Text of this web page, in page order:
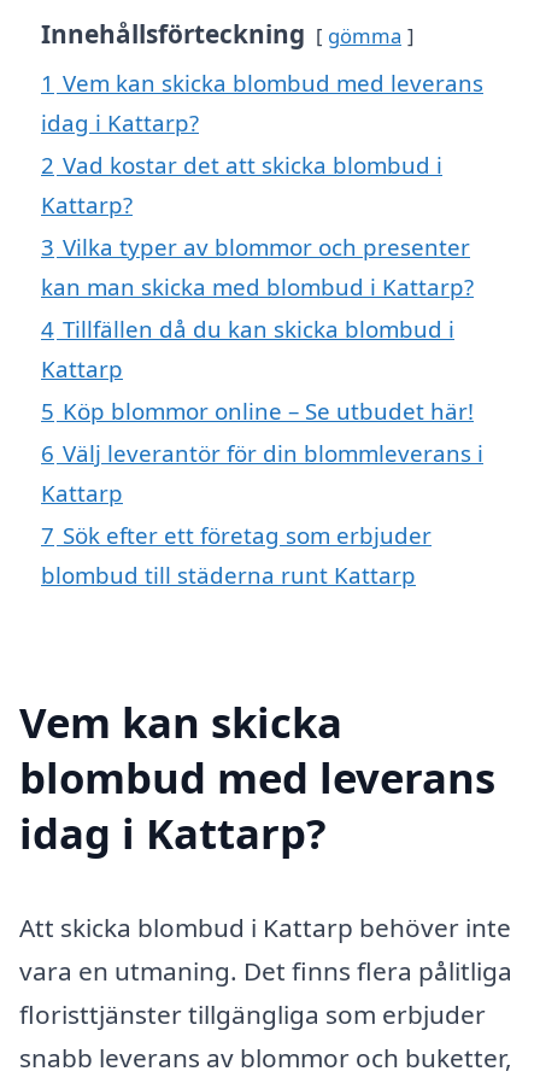
Innehållsförteckning gömma
1 Vem kan skicka blombud med leverans
idag i Kattarp?
2 Vad kostar det att skicka blombud i
Kattarp?
3 Vilka typer av blommor och presenter
kan man skicka med blombud i Kattarp?
4 Tillfällen då du kan skicka blombud i
Kattarp
5 Köp blommor online – Se utbudet här!
6 Välj leverantör för din blommleverans i
Kattarp
7 Sök efter ett företag som erbjuder
blombud till städerna runt Kattarp
Vem kan skicka
blombud med leverans
idag i Kattarp?
Att skicka blombud i Kattarp behöver inte
vara en utmaning. Det finns flera pålitliga
floristtjänster tillgängliga som erbjuder
snabb leverans av blommor och buketter,